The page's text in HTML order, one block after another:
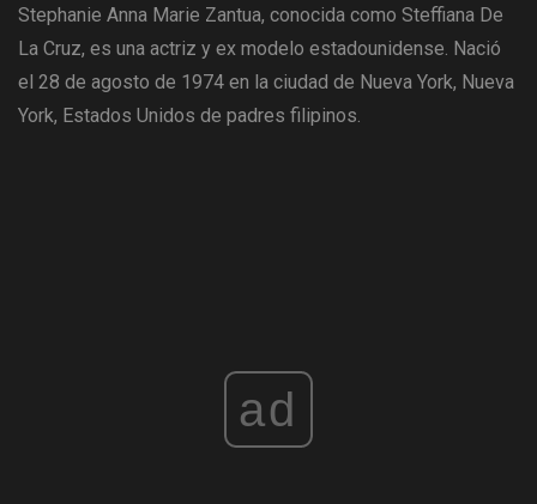
Stephanie Anna Marie Zantua, conocida como Steffiana De
La Cruz, es una actriz y ex modelo estadounidense. Nació
el 28 de agosto de 1974 en la ciudad de Nueva York, Nueva
York, Estados Unidos de padres filipinos.
ad